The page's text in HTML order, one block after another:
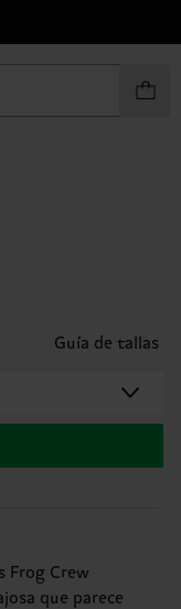
Guía de tallas
Frog Crew
que parece